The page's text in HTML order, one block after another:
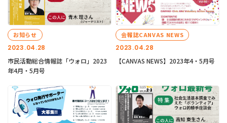
2023.04.28
お知らせ
市民活動総合情報誌「ウォロ」2023
年4月・5月号
2023.04.28
会報誌CANVAS NEWS
【CANVAS NEWS】2023年4・5月号